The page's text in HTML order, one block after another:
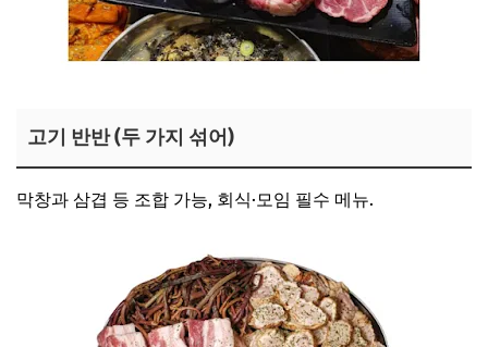
고기 반반 (두 가지 섞어)
막창과 삼겹 등 조합 가능, 회식·모임 필수 메뉴.